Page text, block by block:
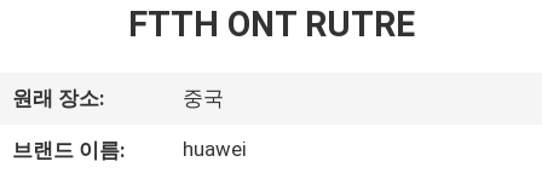
우
FTTH ONT RUTRE
원래 장소: 중국
브랜드 이름: huawei